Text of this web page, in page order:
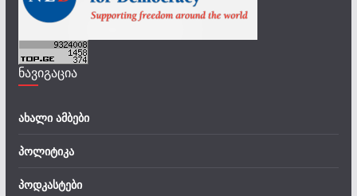
ნავიგაცია
ახალი ამბები
პოლიტიკა
პოდკასტები